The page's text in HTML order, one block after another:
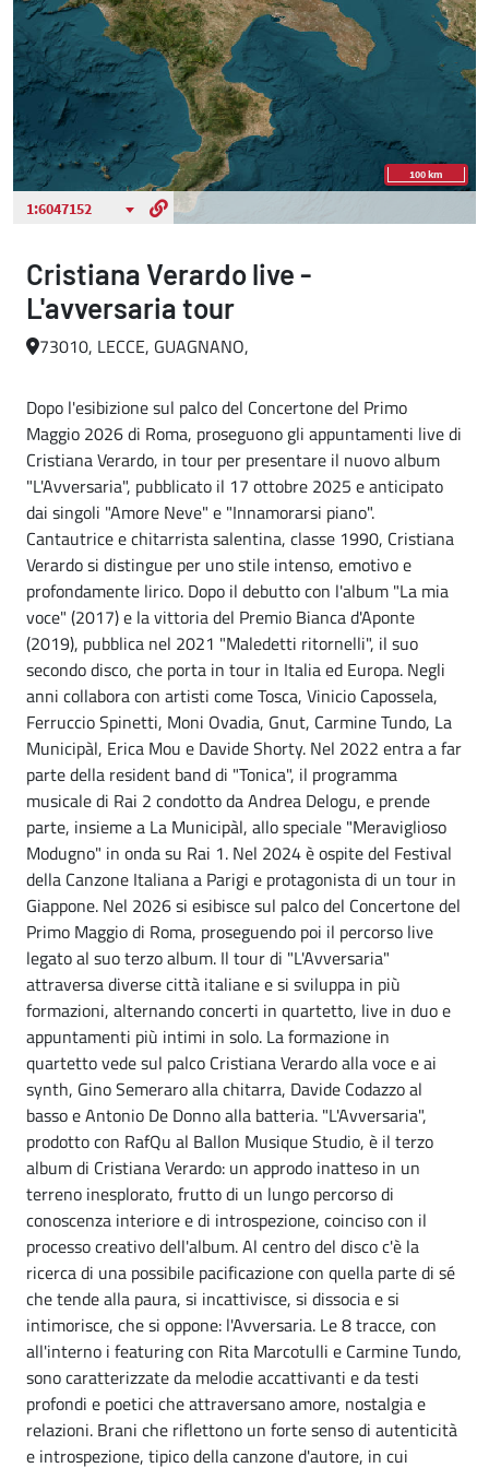
Cristiana Verardo live -
L'avversaria tour
73010, LECCE, GUAGNANO,
Dopo l'esibizione sul palco del Concertone del Primo
Maggio 2026 di Roma, proseguono gli appuntamenti live di
Cristiana Verardo, in tour per presentare il nuovo album
"L'Avversaria", pubblicato il 17 ottobre 2025 e anticipato
dai singoli "Amore Neve" e "Innamorarsi piano".
Cantautrice e chitarrista salentina, classe 1990, Cristiana
Verardo si distingue per uno stile intenso, emotivo e
profondamente lirico. Dopo il debutto con l'album "La mia
voce" (2017) e la vittoria del Premio Bianca d'Aponte
(2019), pubblica nel 2021 "Maledetti ritornelli", il suo
secondo disco, che porta in tour in Italia ed Europa. Negli
anni collabora con artisti come Tosca, Vinicio Capossela,
Ferruccio Spinetti, Moni Ovadia, Gnut, Carmine Tundo, La
Municipàl, Erica Mou e Davide Shorty. Nel 2022 entra a far
parte della resident band di "Tonica", il programma
musicale di Rai 2 condotto da Andrea Delogu, e prende
parte, insieme a La Municipàl, allo speciale "Meraviglioso
Modugno" in onda su Rai 1. Nel 2024 è ospite del Festival
della Canzone Italiana a Parigi e protagonista di un tour in
Giappone. Nel 2026 si esibisce sul palco del Concertone del
Primo Maggio di Roma, proseguendo poi il percorso live
legato al suo terzo album. Il tour di "L'Avversaria"
attraversa diverse città italiane e si sviluppa in più
formazioni, alternando concerti in quartetto, live in duo e
appuntamenti più intimi in solo. La formazione in
quartetto vede sul palco Cristiana Verardo alla voce e ai
synth, Gino Semeraro alla chitarra, Davide Codazzo al
basso e Antonio De Donno alla batteria. "L'Avversaria",
prodotto con RafQu al Ballon Musique Studio, è il terzo
album di Cristiana Verardo: un approdo inatteso in un
terreno inesplorato, frutto di un lungo percorso di
conoscenza interiore e di introspezione, coinciso con il
processo creativo dell'album. Al centro del disco c'è la
ricerca di una possibile pacificazione con quella parte di sé
che tende alla paura, si incattivisce, si dissocia e si
intimorisce, che si oppone: l'Avversaria. Le 8 tracce, con
all'interno i featuring con Rita Marcotulli e Carmine Tundo,
sono caratterizzate da melodie accattivanti e da testi
profondi e poetici che attraversano amore, nostalgia e
relazioni. Brani che riflettono un forte senso di autenticità
e introspezione, tipico della canzone d'autore, in cui